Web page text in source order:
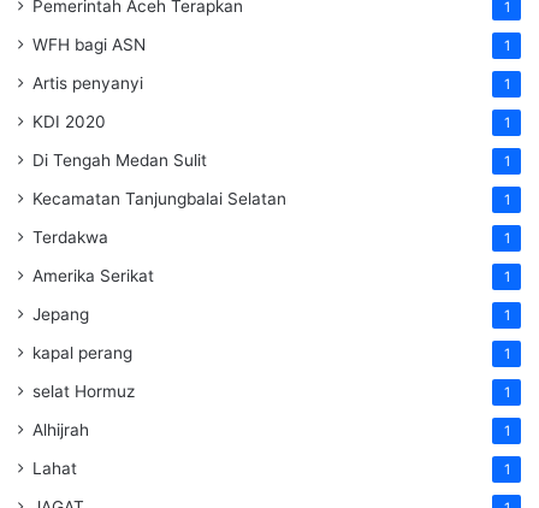
Pemerintah Aceh Terapkan 1
WFH bagi ASN 1
Artis penyanyi 1
KDI 2020 1
Di Tengah Medan Sulit 1
Kecamatan Tanjungbalai Selatan 1
Terdakwa 1
Amerika Serikat 1
Jepang 1
kapal perang 1
selat Hormuz 1
Alhijrah 1
Lahat 1